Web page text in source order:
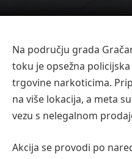
Na području grada
toku je opsežna
trgovine narkoticima.
na više lokacija, a meta
vezu s nelegalnom
Akcija se provodi po